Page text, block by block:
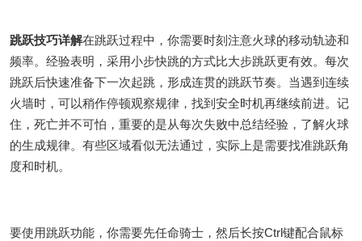
跳跃技巧详解在跳跃过程中，你需要时刻注意火球的移动轨迹和
频率。经验表明，采用小步快跳的方式比大步跳跃更有效。每次
跳跃后快速准备下一次起跳，形成连贯的跳跃节奏。当遇到连续
火墙时，可以稍作停顿观察规律，找到安全时机再继续前进。记
住，死亡并不可怕，重要的是从每次失败中总结经验，了解火球
的生成规律。有些区域看似无法通过，实际上是需要找准跳跃角
度和时机。
要使用跳跃功能，你需要先任命骑士，然后长按Ctrl键配合鼠标